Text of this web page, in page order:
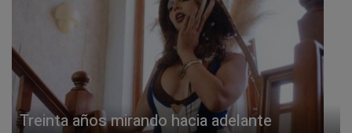
Treinta años mirando hacia adelante